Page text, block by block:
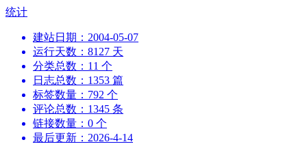
跳
统计
建站日期：2004-05-07
运行天数：8127 天
分类总数：11 个
日志总数：1353 篇
标签数量：792 个
评论总数：1345 条
链接数量：0 个
最后更新：2026-4-14